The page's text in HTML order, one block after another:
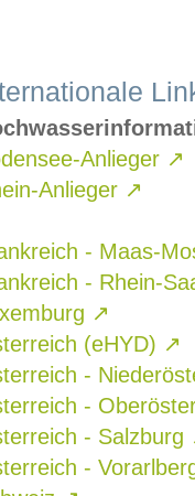
Anlieger ↗
Anlieger ↗
- Maas-
- Rhein-
↗
(eHYD) ↗
-
-
- Salzburg
-